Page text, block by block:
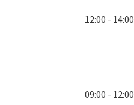
12:00 - 14:00
09:00 - 12:00